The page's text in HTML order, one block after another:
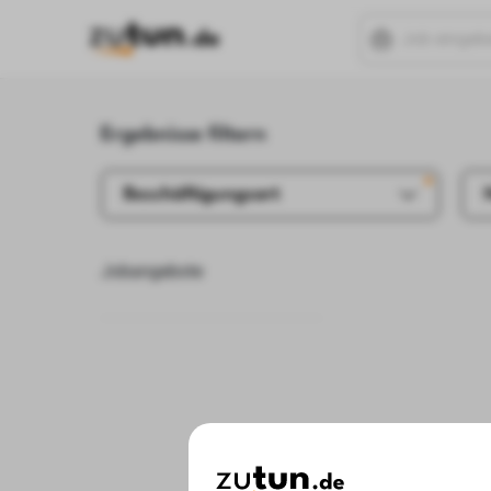
Ergebnisse filtern
Beschäftigungsart
Jobangebote